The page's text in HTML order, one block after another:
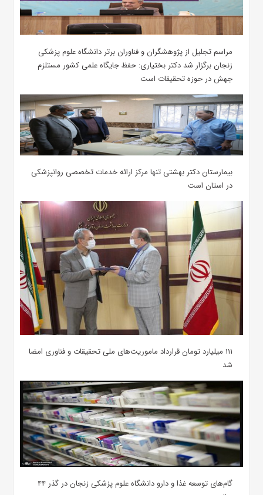
مراسم تجلیل از پژوهشگران و فناوران برتر دانشگاه علوم پزشکی
زنجان برگزار شد دکتر بختیاری: حفظ جایگاه علمی کشور مستلزم
جهش در حوزه تحقیقات است
بیمارستان دکتر بهشتی تنها مرکز ارائه خدمات تخصصی روانپزشکی
در استان است
۱۱۱ میلیارد تومان قرارداد ماموریت‌های ملی تحقیقات و فناوری امضا
شد
گام‌های توسعه غذا و دارو دانشگاه علوم پزشکی زنجان در گذر ۴۴